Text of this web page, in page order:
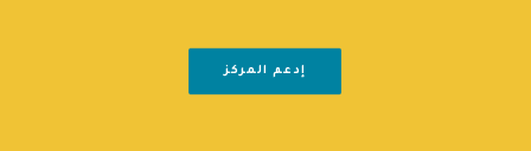
إدعم المركز